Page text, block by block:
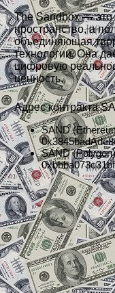
The Sandbox — это
пространство, а
объединяющая
технологии. Она
цифровую
ценность.
Адрес контракта
SAND
SAND